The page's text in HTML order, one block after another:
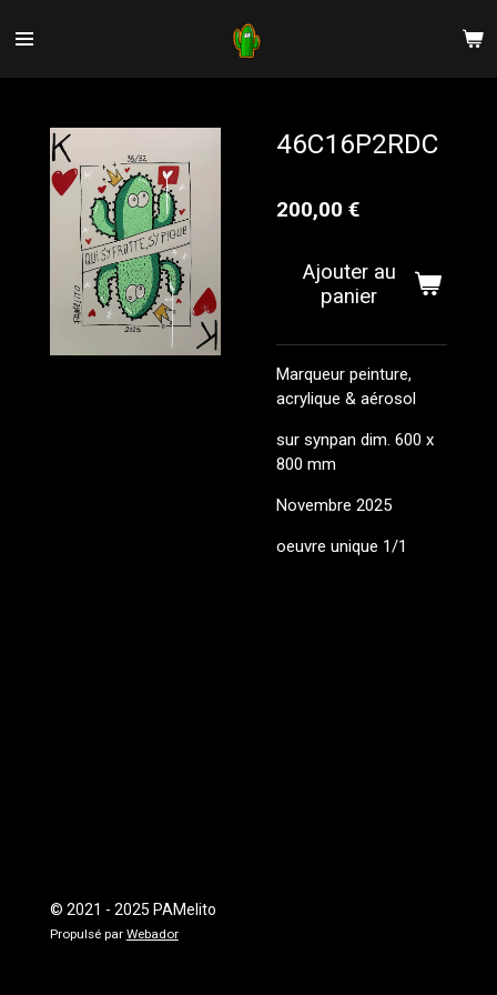
au
46C16P2RDC
200,00 €
Ajouter au
panier
Marqueur peinture,
acrylique & aérosol
sur synpan dim. 600 x
800 mm
Novembre 2025
oeuvre unique 1/1
© 2021 - 2025 PAMelito
Propulsé par Webador